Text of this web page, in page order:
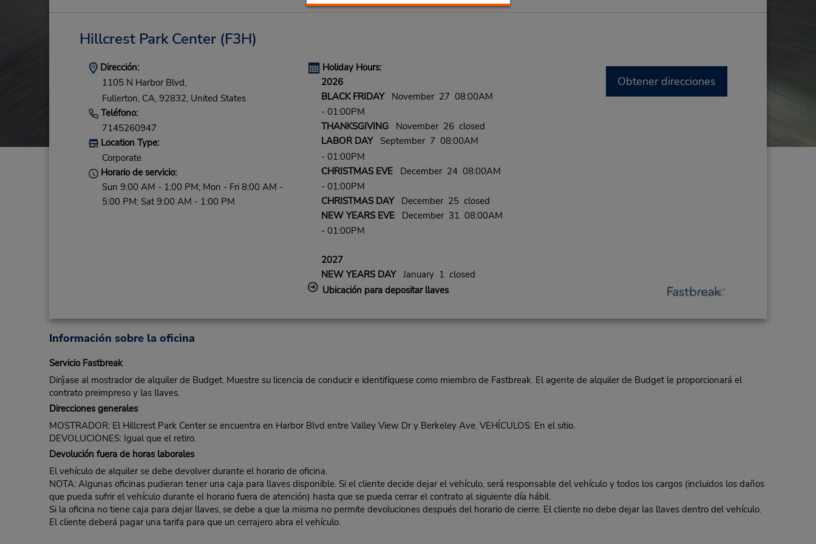
Hillcrest Park Center(F3H)
Dirección:
1105 N Harbor Blvd,
Fullerton, CA, 92832, United States
Teléfono:
7145260947
Location Type:
Corporate
Horario de servicio:
Sun 9:00 AM - 1:00 PM; Mon - Fri 8:00 AM -
5:00 PM; Sat 9:00 AM - 1:00 PM
Holiday Hours:
2026
BLACK FRIDAYNovember 27 08:00AM
- 01:00PM
THANKSGIVINGNovember 26 closed
LABOR DAYSeptember 7 08:00AM
- 01:00PM
CHRISTMAS EVEDecember 24 08:00AM
- 01:00PM
CHRISTMAS DAYDecember 25 closed
NEW YEARS EVEDecember 31 08:00AM
- 01:00PM
2027
NEW YEARS DAYJanuary 1 closed
Ubicación para depositar llaves
Obtener direcciones
Información sobre la oficina
Servicio Fastbreak
Diríjase al mostrador de alquiler de Budget. Muestre su licencia de conducir e identifíquese como miembro de Fastbreak. El agente de alquiler de Budget le proporcionará el
contrato preimpreso y las llaves.
Direcciones generales
MOSTRADOR: El Hillcrest Park Center se encuentra en Harbor Blvd entre Valley View Dr y Berkeley Ave. VEHÍCULOS: En el sitio.
DEVOLUCIONES: Igual que el retiro.
Devolución fuera de horas laborales
El vehículo de alquiler se debe devolver durante el horario de oficina.
NOTA: Algunas oficinas pudieran tener una caja para llaves disponible. Si el cliente decide dejar el vehículo, será responsable del vehículo y todos los cargos (incluidos los daños
que pueda sufrir el vehículo durante el horario fuera de atención) hasta que se pueda cerrar el contrato al siguiente día hábil.
Si la oficina no tiene caja para dejar llaves, se debe a que la misma no permite devoluciones después del horario de cierre. El cliente no debe dejar las llaves dentro del vehículo.
El cliente deberá pagar una tarifa para que un cerrajero abra el vehículo.